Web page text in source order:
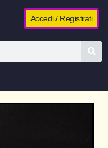
Accedi / Registrati